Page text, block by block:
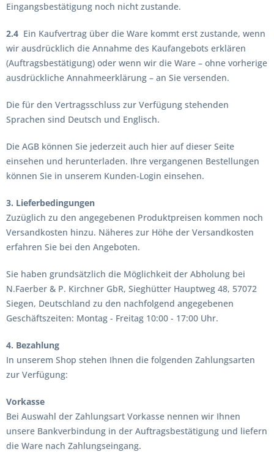
Eingangsbestätigung noch nicht zustande.
2.4 Ein Kaufvertrag über die Ware kommt erst zustande, wenn
wir ausdrücklich die Annahme des Kaufangebots erklären
(Auftragsbestätigung) oder wenn wir die Ware – ohne vorherige
ausdrückliche Annahmeerklärung – an Sie versenden.
Die für den Vertragsschluss zur Verfügung stehenden
Sprachen sind Deutsch und Englisch.
Die AGB können Sie jederzeit auch hier auf dieser Seite
einsehen und herunterladen. Ihre vergangenen Bestellungen
können Sie in unserem Kunden-Login einsehen.
3. Lieferbedingungen
Zuzüglich zu den angegebenen Produktpreisen kommen noch
Versandkosten hinzu. Näheres zur Höhe der Versandkosten
erfahren Sie bei den Angeboten.
Sie haben grundsätzlich die Möglichkeit der Abholung bei
N.Faerber & P. Kirchner GbR, Sieghütter Hauptweg 48, 57072
Siegen, Deutschland zu den nachfolgend angegebenen
Geschäftszeiten: Montag - Freitag 10:00 - 17:00 Uhr.
4. Bezahlung
In unserem Shop stehen Ihnen die folgenden Zahlungsarten
zur Verfügung:
Vorkasse
Bei Auswahl der Zahlungsart Vorkasse nennen wir Ihnen
unsere Bankverbindung in der Auftragsbestätigung und liefern
die Ware nach Zahlungseingang.